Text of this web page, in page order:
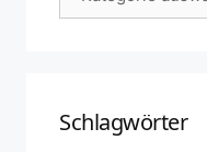
Schlagwörter